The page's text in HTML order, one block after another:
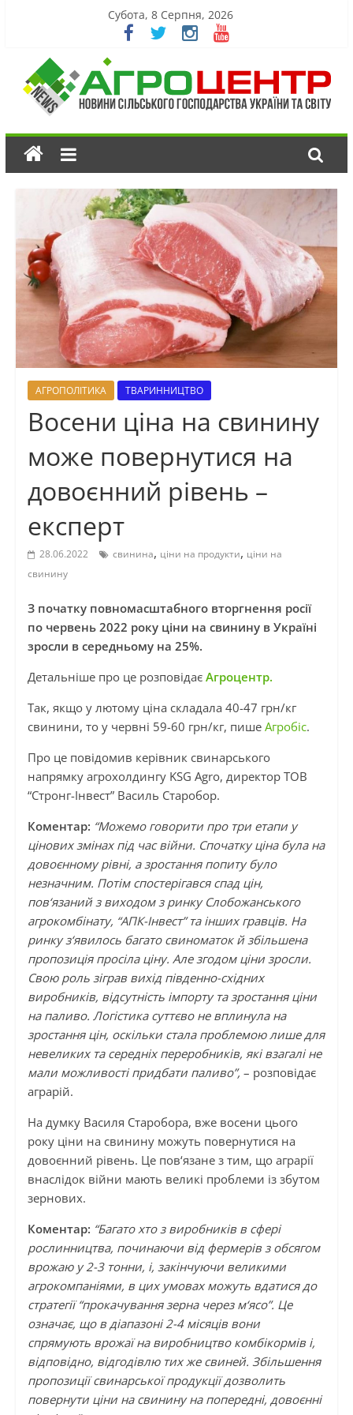
Субота, 8 Серпня, 2026
АГРОПОЛІТИКА ТВАРИННИЦТВО
Восени ціна на свинину
може повернутися на
довоєнний рівень –
експерт
28.06.2022 свинина, ціни на продукти, ціни на
свинину
З початку повномасштабного вторгнення росії
по червень 2022 року ціни на свинину в Україні
зросли в середньому на 25%.
Детальніше про це розповідає Агроцентр.
Так, якщо у лютому ціна складала 40-47 грн/кг
свинини, то у червні 59-60 грн/кг, пише Агробіс.
Про це повідомив керівник свинарського
напрямку агрохолдингу KSG Agro, директор ТОВ
“Стронг-Інвест” Василь Старобор.
Коментар: “Можемо говорити про три етапи у
цінових змінах під час війни. Спочатку ціна була на
довоєнному рівні, а зростання попиту було
незначним. Потім спостерігався спад цін,
пов‘язаний з виходом з ринку Слобожанського
агрокомбінату, “АПК-Інвест” та інших гравців. На
ринку з‘явилось багато свиноматок й збільшена
пропозиція просіла ціну. Але згодом ціни зросли.
Свою роль зіграв вихід південно-східних
виробників, відсутність імпорту та зростання ціни
на паливо. Логістика суттєво не вплинула на
зростання цін, оскільки стала проблемою лише для
невеликих та середніх переробників, які взагалі не
мали можливості придбати паливо”, – розповідає
аграрій.
На думку Василя Старобора, вже восени цього
року ціни на свинину можуть повернутися на
довоєнний рівень. Це пов‘язане з тим, що аграрії
внаслідок війни мають великі проблеми із збутом
зернових.
Коментар: “Багато хто з виробників в сфері
рослинництва, починаючи від фермерів з обсягом
врожаю у 2-3 тонни, і, закінчуючи великими
агрокомпаніями, в цих умовах можуть вдатися до
стратегії “прокачування зерна через м‘ясо”. Це
означає, що в діапазоні 2-4 місяців вони
спрямують врожаї на виробництво комбікормів і,
відповідно, відгодівлю тих же свиней. Збільшення
пропозиції свинарської продукції дозволить
повернути ціни на свинину на попередні, довоєнні